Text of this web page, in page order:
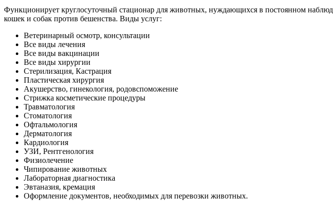
Функционирует круглосуточный стационар для животных, нуждающихся в постоянном
кошек и собак против бешенства. Виды услуг:
Ветеринарный осмотр, консультации
Все виды лечения
Все виды вакцинации
Все виды хирургии
Стерилизация, Кастрация
Пластическая хирургия
Акушерство, гинекология, родовспоможение
Стрижка косметические процедуры
Травматология
Стоматология
Офтальмология
Дерматология
Кардиология
УЗИ, Рентгенология
Физиолечение
Чипирование животных
Лабораторная диагностика
Эвтаназия, кремация
Оформление документов, необходимых для перевозки животных.